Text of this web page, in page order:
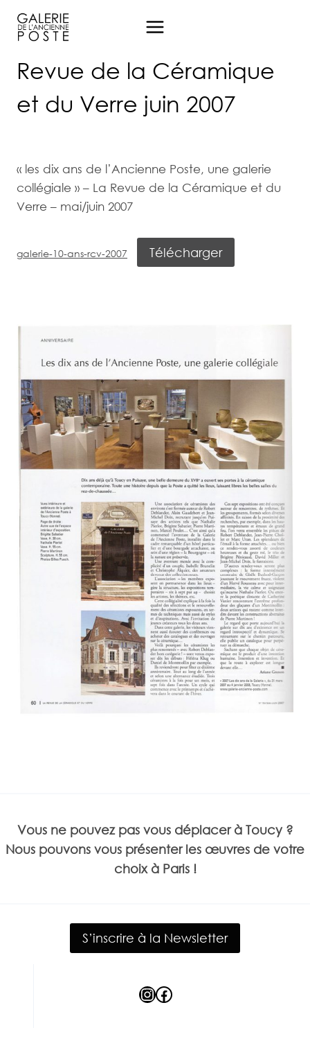
contenu
Revue de la Céramique
et du Verre juin 2007
« les dix ans de l’Ancienne Poste, une galerie
collégiale » – La Revue de la Céramique et du
Verre – mai/juin 2007
galerie-10-ans-rcv-2007 Télécharger
Vous ne pouvez pas vous déplacer à Toucy ?
Nous pouvons vous présenter les œuvres de votre
choix à Paris !
S’inscrire à la Newsletter
Instagram
Facebook